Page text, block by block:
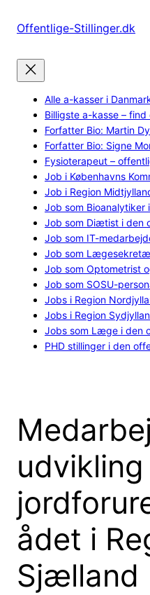
Offentlige-Stillinger.dk
Alle a-kasser i
Billigste a-kasse –
Forfatter Bio: Martin
Forfatter Bio: Signe
Fysioterapeut –
Job i Københavns
Job i Region
Job som
Job som Diætist i den
Job som IT-
Job som
Job som Optometrist
Job som SOSU-
Jobs i Region
Jobs i Region
Jobs som Læge i den
PHD stillinger i den
udvikling
ådet i
Sjælland